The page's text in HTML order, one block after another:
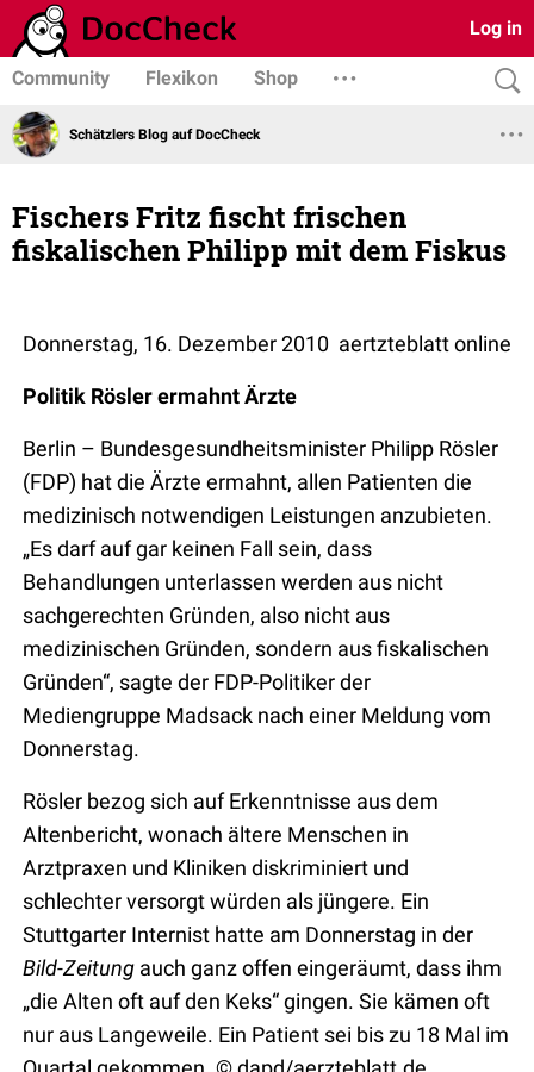
Log in
Community Flexikon Shop
Schätzlers Blog auf DocCheck
Fischers Fritz fischt frischen
fiskalischen Philipp mit dem Fiskus
Donnerstag, 16. Dezember 2010 aertzteblatt online
Politik Rösler ermahnt Ärzte
Berlin – Bundesgesundheitsminister Philipp Rösler
(FDP) hat die Ärzte ermahnt, allen Patienten die
medizinisch notwendigen Leistungen anzubieten.
„Es darf auf gar keinen Fall sein, dass
Behandlungen unterlassen werden aus nicht
sachgerechten Gründen, also nicht aus
medizinischen Gründen, sondern aus fiskalischen
Gründen“, sagte der FDP-Politiker der
Mediengruppe Madsack nach einer Meldung vom
Donnerstag.
Rösler bezog sich auf Erkenntnisse aus dem
Altenbericht, wonach ältere Menschen in
Arztpraxen und Kliniken diskriminiert und
schlechter versorgt würden als jüngere. Ein
Stuttgarter Internist hatte am Donnerstag in der
Bild-Zeitung auch ganz offen eingeräumt, dass ihm
„die Alten oft auf den Keks“ gingen. Sie kämen oft
nur aus Langeweile. Ein Patient sei bis zu 18 Mal im